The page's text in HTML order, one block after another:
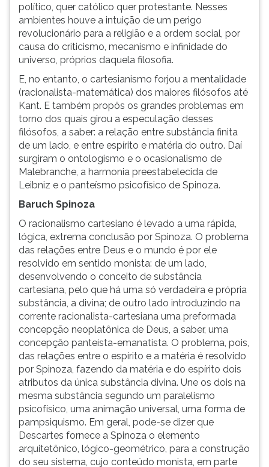
político, quer católico quer protestante. Nesses
ambientes houve a intuição de um perigo
revolucionário para a religião e a ordem social, por
causa do criticismo, mecanismo e infinidade do
universo, próprios daquela filosofia.
E, no entanto, o cartesianismo forjou a mentalidade
(racionalista-matemática) dos maiores filósofos até
Kant. E também propôs os grandes problemas em
torno dos quais girou a especulação desses
filósofos, a saber: a relação entre substância finita
de um lado, e entre espírito e matéria do outro. Daí
surgiram o ontologismo e o ocasionalismo de
Malebranche, a harmonia preestabelecida de
Leibniz e o panteísmo psicofísico de Spinoza.
Baruch Spinoza
O racionalismo cartesiano é levado a uma rápida,
lógica, extrema conclusão por Spinoza. O problema
das relações entre Deus e o mundo é por ele
resolvido em sentido monista: de um lado,
desenvolvendo o conceito de substância
cartesiana, pelo que há uma só verdadeira e própria
substância, a divina; de outro lado introduzindo na
corrente racionalista-cartesiana uma preformada
concepção neoplatônica de Deus, a saber, uma
concepção panteísta-emanatista. O problema, pois,
das relações entre o espírito e a matéria é resolvido
por Spinoza, fazendo da matéria e do espírito dois
atributos da única substância divina. Une os dois na
mesma substância segundo um paralelismo
psicofísico, uma animação universal, uma forma de
pampsiquismo. Em geral, pode-se dizer que
Descartes fornece a Spinoza o elemento
arquitetônico, lógico-geométrico, para a construção
do seu sistema, cujo conteúdo monista, em parte